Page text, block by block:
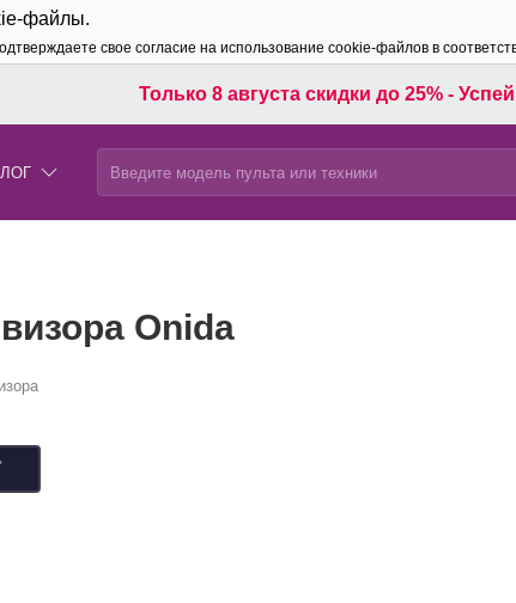
файлы.
свое согласие на использование cookie-файлов в
Только 8 августа скидки до 25% -
Onida